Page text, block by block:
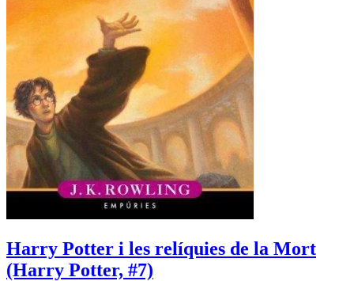
Harry Potter i les relíquies de la Mort
(Harry Potter, #7)